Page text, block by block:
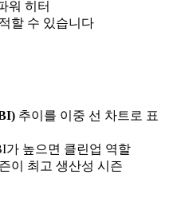
워 히터
할 수 있습니다
추이를 이중 선 차트로 표
가 높으면 클린업 역할
이 최고 생산성 시즌